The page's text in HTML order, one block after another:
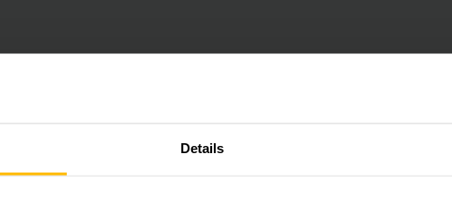
Details
conteúdo, por favor, aceite